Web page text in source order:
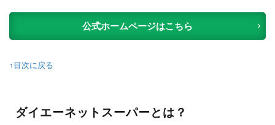
エー
徹底
3.1
商品
公式ホームページはこちら
↑目次に戻る
ダイエーネットスーパーとは？